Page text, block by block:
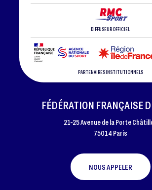
DIFFUSEUR OFFICIEL
PARTENAIRES INSTITUTIONNELS
FÉDÉRATION FRANÇAISE
21-25 Avenue de la Porte
75014 Paris
NOUS APPELER